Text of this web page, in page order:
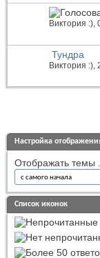
Виктория :),
Тундра
Виктория :),
Настройка
Отображать темы
Список иконок